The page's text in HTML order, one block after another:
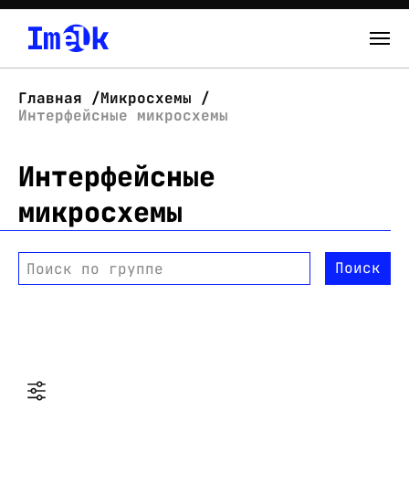
О нас
Новости
Склад
Главная
Микросхемы
Интерфейсные микросхемы
Интерфейсные
микросхемы
Поиск по группе Поиск